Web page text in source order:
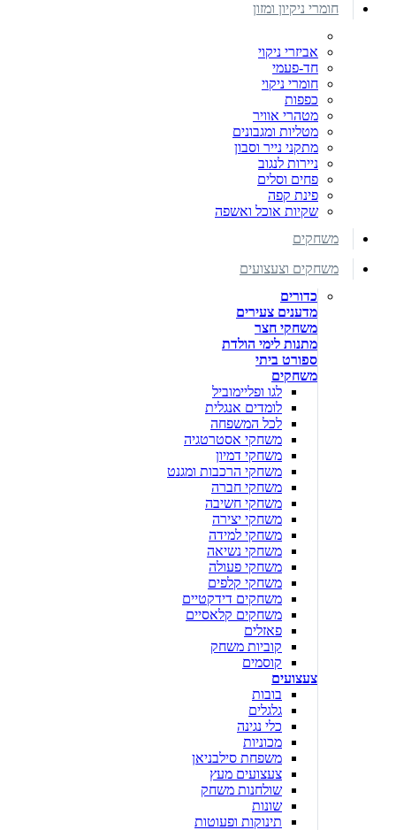
חומרי ניקיון ומזון
אביזרי ניקוי
חד-פעמי
חומרי ניקוי
כפפות
מטהרי אוויר
מטליות ומגבונים
מתקני נייר וסבון
ניירות לנגוב
פחים וסלים
פינת קפה
שקיות אוכל ואשפה
משחקים
משחקים וצעצועים
כדורים
מדענים צעירים
משחקי חצר
מתנות לימי הולדת
ספורט ביתי
משחקים
לגו ופליימוביל
לומדים אנגלית
לכל המשפחה
משחקי אסטרטגיה
משחקי דמיון
משחקי הרכבות ומגנט
משחקי חברה
משחקי חשיבה
משחקי יצירה
משחקי למידה
משחקי נשיאה
משחקי פעולה
משחקי קלפים
משחקים דידקטיים
משחקים קלאסיים
פאזלים
קוביות משחק
קוסמים
צעצועים
בובות
גלגלים
כלי נגינה
מכוניות
משפחת סילבניאן
צעצועים מעץ
שולחנות משחק
שונות
תינוקות ופעוטות